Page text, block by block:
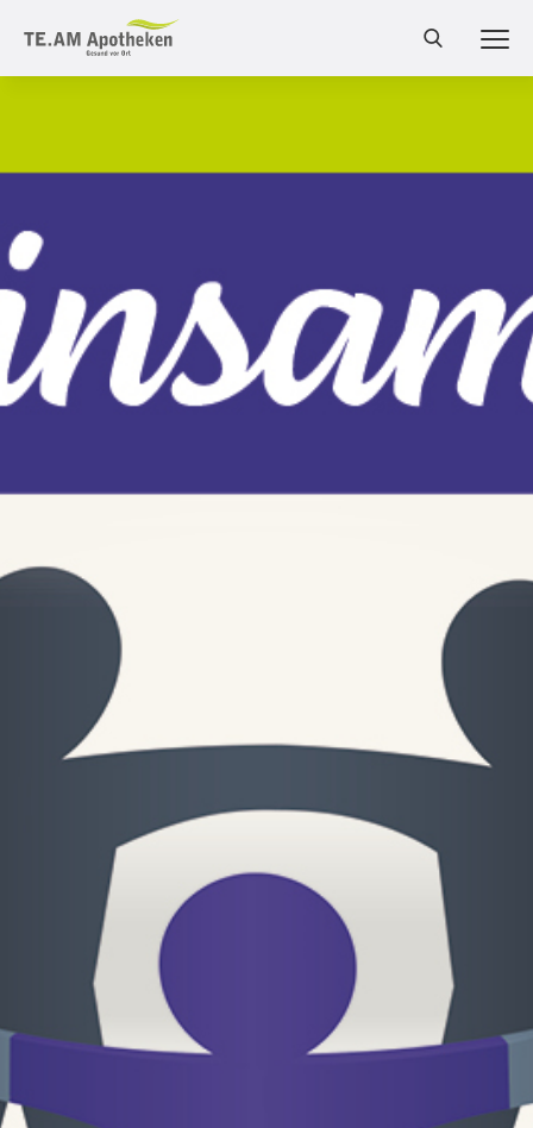
Services
Leistungen
TE.AM Magazin
Karriere
Veranstaltungen
Über uns
Das Unternehmen
Soziales Engagement
Kontakt
TE.AM Apothekenberatung
MENÜ